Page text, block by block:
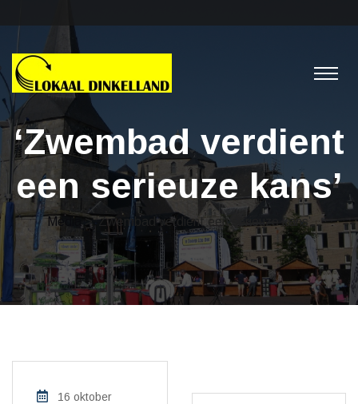
‘Zwembad verdient
een serieuze kans’
Media > ‘Zwembad verdient een serieuze kans’
16 oktober